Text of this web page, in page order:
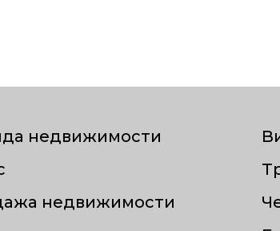
недвижимости
недвижимости